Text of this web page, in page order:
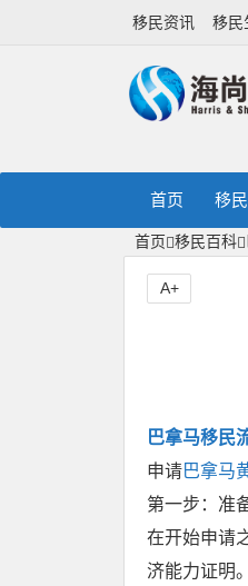
移民资讯 移民
首页 移
首页 移民百科
巴拿马移民
申请巴拿马
第一步：准
在开始申请
济能力证明
A+